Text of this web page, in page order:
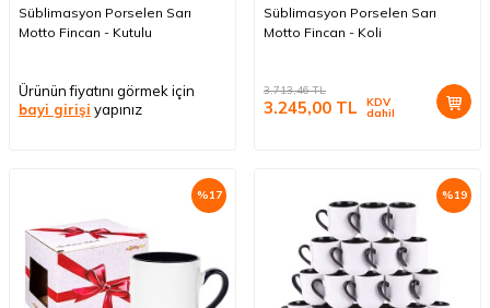
Süblimasyon Porselen Sarı
Motto Fincan - Kutulu
Ürünün fiyatını görmek için
bayi girişi yapınız
Süblimasyon Porselen Sarı
Motto Fincan - Koli
3.713,46TL
3.245,00 TL KDV
dahil
%17 %19